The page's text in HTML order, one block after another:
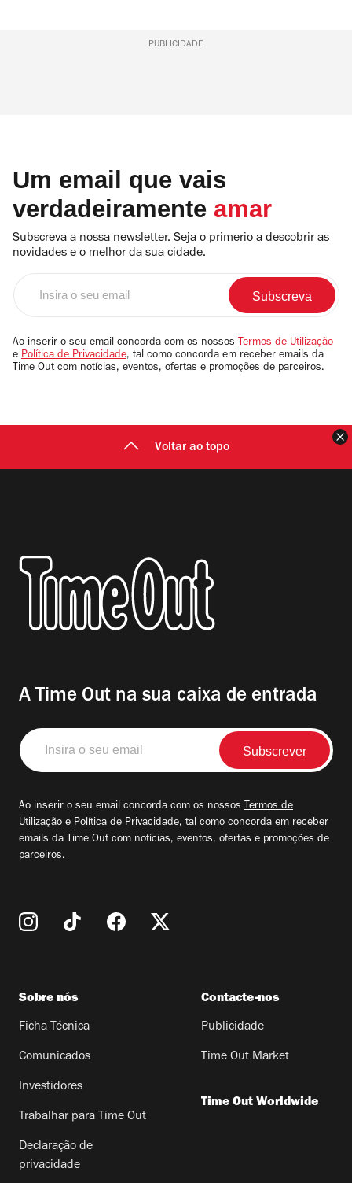
PUBLICIDADE
Um email que vais
verdadeiramente amar
Subscreva a nossa newsletter. Seja o primerio a descobrir as
novidades e o melhor da sua cidade.
email
Ao inserir o seu email concorda com os nossos Termos de Utilização
e Política de Privacidade, tal como concorda em receber emails da
Time Out com notícias, eventos, ofertas e promoções de parceiros.
Voltar ao topo
A Time Out na sua caixa de entrada
Insira
o
seu
Ao inserir o seu email concorda com os nossos Termos de
Utilização e Política de Privacidade, tal como concorda em receber
emails da Time Out com notícias, eventos, ofertas e promoções de
parceiros.
Sobre nós
Ficha Técnica
Comunicados
Investidores
Trabalhar para Time Out
Declaração de
privacidade
Contacte-nos
Publicidade
Time Out Market
Time Out Worldwide